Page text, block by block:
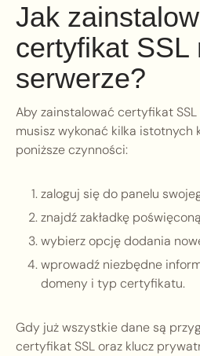
Jak
certyfikat SSL
serwerze?
Aby zainstalować certyfikat
musisz wykonać kilka istotnych
poniższe czynności:
zaloguj się do panelu
znajdź zakładkę
wybierz opcję dodania
wprowadź niezbędne
domeny i typ certyfikatu.
Gdy już wszystkie dane są
certyfikat SSL oraz klucz